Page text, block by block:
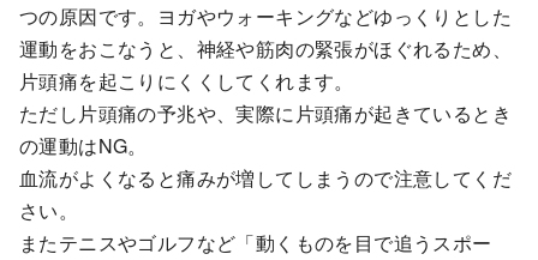
つの原因です。ヨガやウォーキングなどゆっくりとした
運動をおこなうと、神経や筋肉の緊張がほぐれるため、
片頭痛を起こりにくくしてくれます。
ただし片頭痛の予兆や、実際に片頭痛が起きているとき
の運動はNG。
血流がよくなると痛みが増してしまうので注意してくだ
さい。
またテニスやゴルフなど「動くものを目で追うスポー